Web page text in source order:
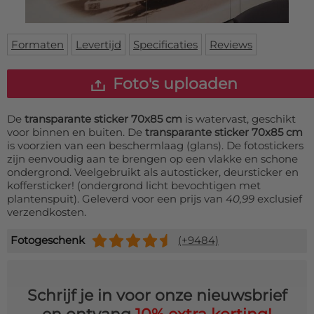
Vloermat
Skateboard deck
Inloggen
WhatsApp
Formaten Levertijd Specificaties Reviews
Foto's uploaden
De transparante sticker 70x85 cm is watervast, geschikt
voor binnen en buiten. De transparante sticker 70x85 cm
is voorzien van een beschermlaag (glans). De fotostickers
zijn eenvoudig aan te brengen op een vlakke en schone
ondergrond. Veelgebruikt als autosticker, deursticker en
koffersticker! (ondergrond licht bevochtigen met
plantenspuit). Geleverd voor een prijs van 40,99 exclusief
verzendkosten.
Fotogeschenk (+9484)
Schrijf je in voor onze nieuwsbrief